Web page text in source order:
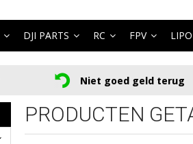
DJI PARTS RC FPV LIPO
Niet goed geld terug
PRODUCTEN